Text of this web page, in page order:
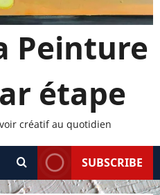
Peinture
étape
créatif au quotidien
SUBSCRIBE